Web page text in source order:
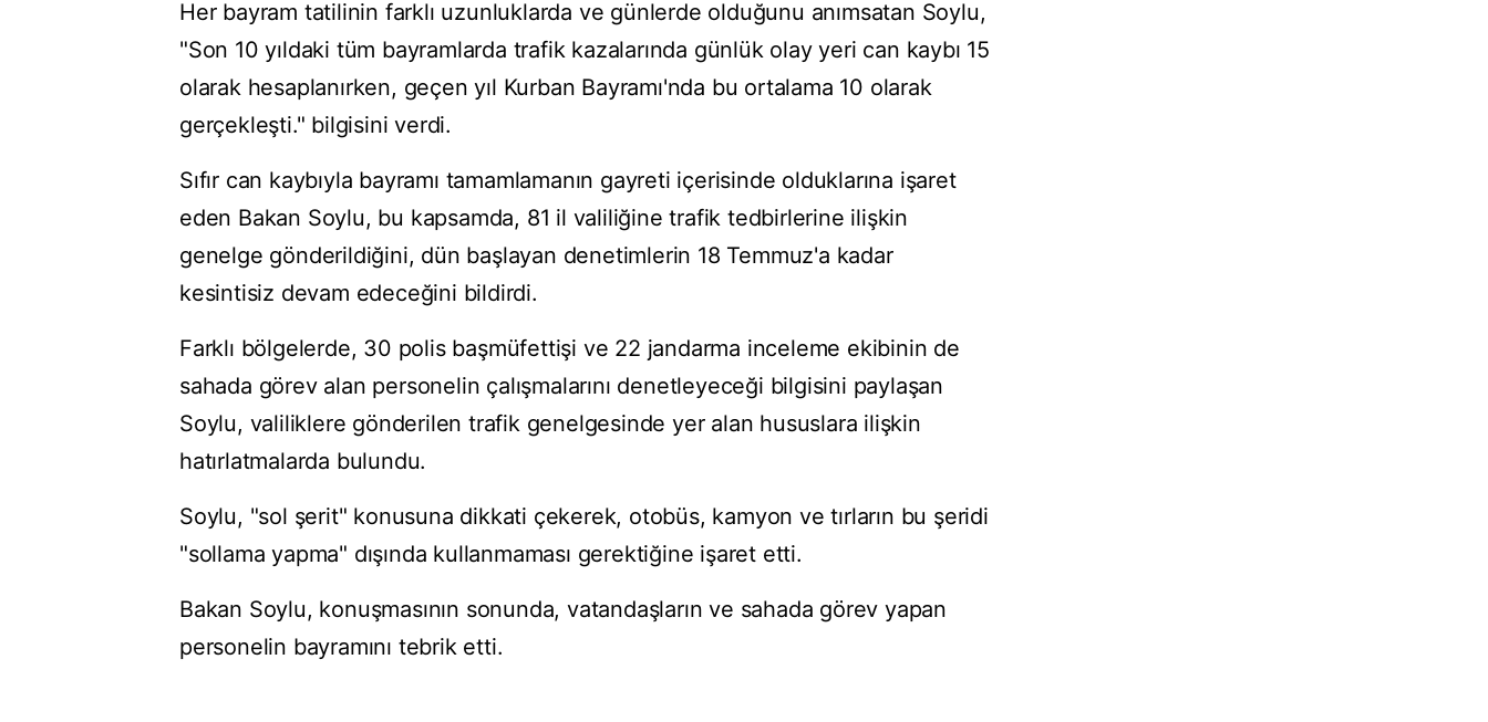
Her bayram tatilinin farklı uzunluklarda ve günlerde olduğunu anımsatan Soylu,
"Son 10 yıldaki tüm bayramlarda trafik kazalarında günlük olay yeri can kaybı 15
olarak hesaplanırken, geçen yıl Kurban Bayramı'nda bu ortalama 10 olarak
gerçekleşti." bilgisini verdi.
Sıfır can kaybıyla bayramı tamamlamanın gayreti içerisinde olduklarına işaret
eden Bakan Soylu, bu kapsamda, 81 il valiliğine trafik tedbirlerine ilişkin
genelge gönderildiğini, dün başlayan denetimlerin 18 Temmuz'a kadar
kesintisiz devam edeceğini bildirdi.
Farklı bölgelerde, 30 polis başmüfettişi ve 22 jandarma inceleme ekibinin de
sahada görev alan personelin çalışmalarını denetleyeceği bilgisini paylaşan
Soylu, valiliklere gönderilen trafik genelgesinde yer alan hususlara ilişkin
hatırlatmalarda bulundu.
Soylu, "sol şerit" konusuna dikkati çekerek, otobüs, kamyon ve tırların bu şeridi
"sollama yapma" dışında kullanmaması gerektiğine işaret etti.
Bakan Soylu, konuşmasının sonunda, vatandaşların ve sahada görev yapan
personelin bayramını tebrik etti.